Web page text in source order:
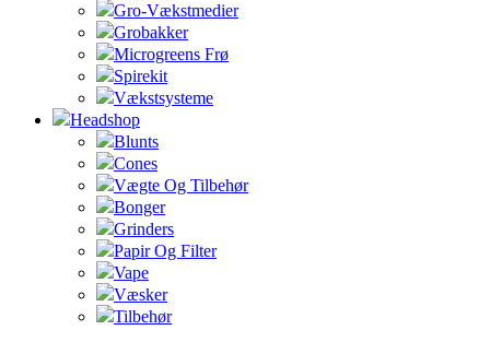
Gro-Vækstmedier
Grobakker
Microgreens Frø
Spirekit
Vækstsysteme
Headshop
Blunts
Cones
Vægte Og Tilbehør
Bonger
Grinders
Papir Og Filter
Vape
Væsker
Tilbehør